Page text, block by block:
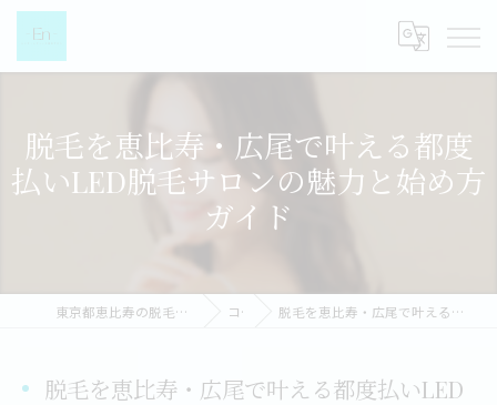
脱毛を恵比寿・広尾で叶える都度
払いLED脱毛サロンの魅力と始め方
ガイド
東京都恵比寿の脱毛なら都度払い脱毛女性専門店-EN- コラム 脱毛を恵比寿・広尾で叶える都度払いLED脱毛サロンの魅力と始め方ガイド
脱毛を恵比寿・広尾で叶える都度払いLED